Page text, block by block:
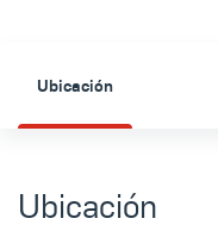
Ubicación
Ubicación